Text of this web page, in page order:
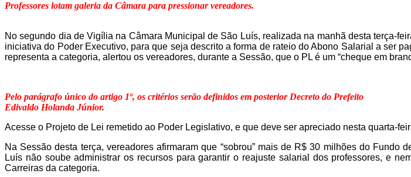
Professores lotam galeria da Câmara para pressionar vereadores.
No segundo dia de Vigília na Câmara Municipal de São Luís, realizada na manhã desta terça-
iniciativa do Poder Executivo, para que seja descrito a forma de rateio do Abono Salarial a ser
representa a categoria, alertou os vereadores, durante a Sessão, que o PL é um “cheque em
Pelo parágrafo único do artigo 1º, os critérios serão definidos em posterior Decreto do Prefeito
Edivaldo Holanda Júnior.
Acesse o Projeto de Lei remetido ao Poder Legislativo, e que deve ser apreciado nesta quarta-
Na Sessão desta terça, vereadores afirmaram que “sobrou” mais de R$ 30 milhões do
Luís não soube administrar os recursos para garantir o reajuste salarial dos professores, e
Carreiras da categoria.